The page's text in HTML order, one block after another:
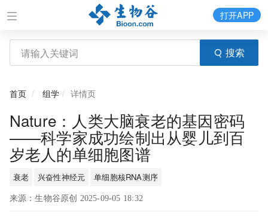
搜索
打开APP
首页 组学 详情页
Nature：人类大脑衰老的基因密码
——科学家成功绘制出从婴儿到百
岁老人的单细胞图谱
衰老 兴奋性神经元 单细胞核RNA测序
来源：生物谷原创 2025-09-05 18:32